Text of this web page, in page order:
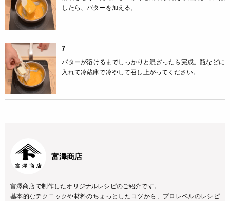
したら、バターを加える。
7
バターが溶けるまでしっかりと混ざったら完成。瓶などに
入れて冷蔵庫で冷やして召し上がってください。
富澤商店
富澤商店で制作したオリジナルレシピのご紹介です。
基本的なテクニックや材料のちょっとしたコツから、プロレベルのレシピ